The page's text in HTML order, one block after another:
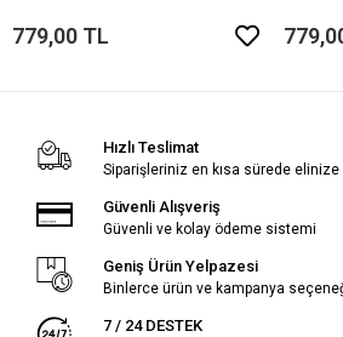
779,00 TL
Hızlı Teslimat
Siparişleriniz en kısa sürede elinize
Güvenli Alışveriş
Güvenli ve kolay ödeme sistemi
Geniş Ürün Yelpazesi
Binlerce ürün ve kampanya
7 / 24 DESTEK